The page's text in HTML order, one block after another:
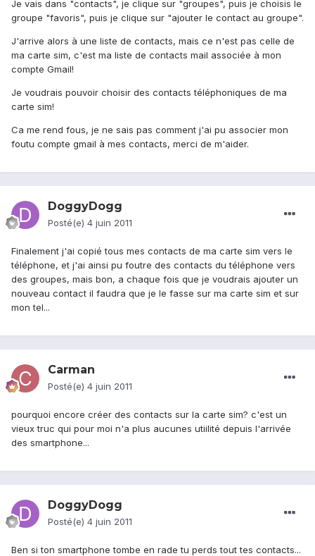
Je vais dans "contacts", je clique sur "groupes", puis je choisis le
groupe "favoris", puis je clique sur "ajouter le contact au groupe".
J'arrive alors à une liste de contacts, mais ce n'est pas celle de
ma carte sim, c'est ma liste de contacts mail associée à mon
compte Gmail!
Je voudrais pouvoir choisir des contacts téléphoniques de ma
carte sim!
Ca me rend fous, je ne sais pas comment j'ai pu associer mon
foutu compte gmail à mes contacts, merci de m'aider.
DoggyDogg
Posté(e) 4 juin 2011
Finalement j'ai copié tous mes contacts de ma carte sim vers le
téléphone, et j'ai ainsi pu foutre des contacts du téléphone vers
des groupes, mais bon, a chaque fois que je voudrais ajouter un
nouveau contact il faudra que je le fasse sur ma carte sim et sur
mon tel...
Carman
Posté(e) 4 juin 2011
pourquoi encore créer des contacts sur la carte sim? c'est un
vieux truc qui pour moi n'a plus aucunes utiilité depuis l'arrivée
des smartphone...
DoggyDogg
Posté(e) 4 juin 2011
Ben si ton smartphone tombe en rade tu perds tout tes contacts...